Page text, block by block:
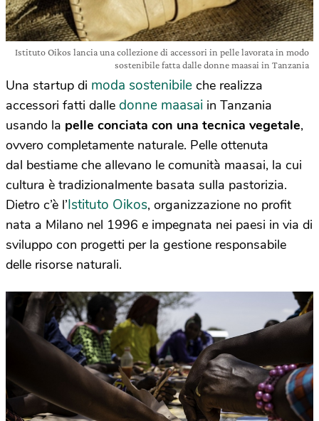
Istituto Oikos lancia una collezione di accessori in pelle lavorata in modo
sostenibile fatta dalle donne maasai in Tanzania
Una startup di moda sostenibile che realizza
accessori fatti dalle donne maasai in Tanzania
usando la pelle conciata con una tecnica vegetale,
ovvero completamente naturale. Pelle ottenuta
dal bestiame che allevano le comunità maasai, la cui
cultura è tradizionalmente basata sulla pastorizia.
Dietro c’è l’Istituto Oikos, organizzazione no profit
nata a Milano nel 1996 e impegnata nei paesi in via di
sviluppo con progetti per la gestione responsabile
delle risorse naturali.